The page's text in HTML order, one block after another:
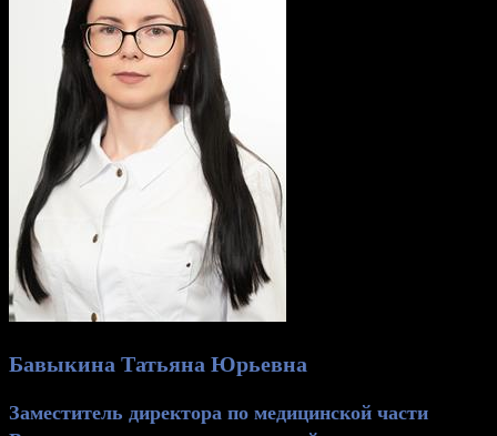
Бавыкина Татьяна Юрьевна
Заместитель директора по медицинской части